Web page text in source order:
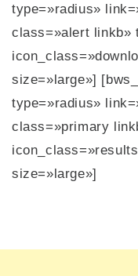
type=»radius»
class=»alert linkb»
size=»large»]
type=»radius»
class=»primary
size=»large»]